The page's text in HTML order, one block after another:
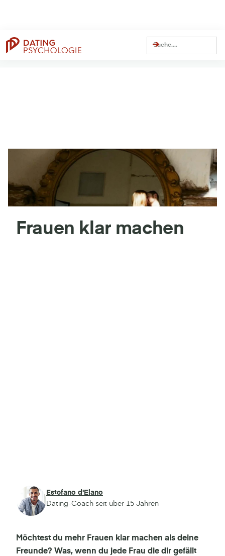
Dating Coach Seit
Über41 Millionen
Frauen klar machen
Estefano d'Elano
Dating-Coach seit über 15 Jahren
Möchtest du mehr Frauen klar machen als deine
Freunde? Was, wenn du jede Frau die dir gefällt